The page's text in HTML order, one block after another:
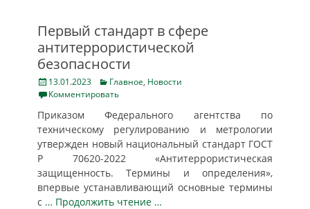
Первый стандарт в сфере
антитеррористической
безопасности
Posted
on
13.01.2023 Categories
Главное, Новости
Комментировать
Приказом Федерального агентства по
техническому регулированию и метрологии
утвержден новый национальный стандарт ГОСТ
Р 70620-2022 «Антитеррористическая
защищенность. Термины и определения»,
впервые устанавливающий основные термины
с … Продолжить чтение …